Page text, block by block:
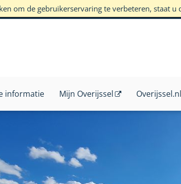
om de gebruikerservaring te verbeteren, staat u
informatie Mijn Overijssel Overijssel.nl